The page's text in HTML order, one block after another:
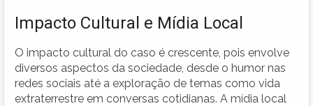
Impacto Cultural e Mídia Local
O impacto cultural do caso é crescente, pois envolve
diversos aspectos da sociedade, desde o humor nas
redes sociais até a exploração de temas como vida
extraterrestre em conversas cotidianas. A mídia local